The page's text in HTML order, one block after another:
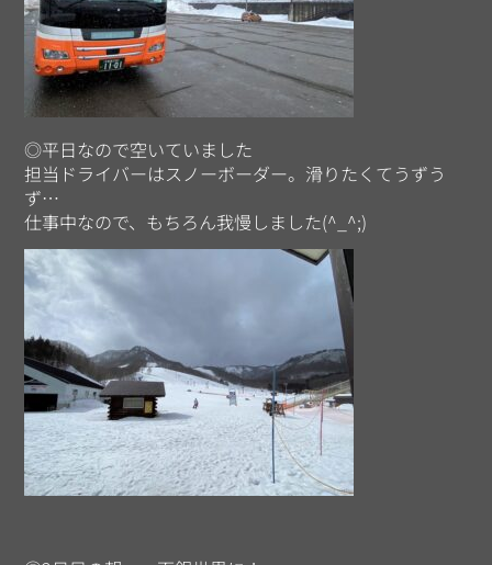
◎平日なので空いていました
担当ドライバーはスノーボーダー。滑りたくてうずう
ず…
仕事中なので、もちろん我慢しました(^_^;)